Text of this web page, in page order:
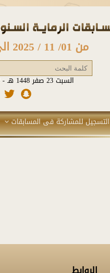
من 01/ 11 / 2025 الى 01/ 02 / 2026
السبت 23 صفر 1448 هـ - 8 أغسطس 2026 م
التسجيل للمشاركة فى المسابقات